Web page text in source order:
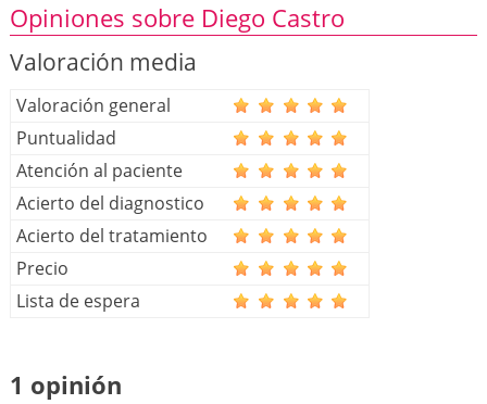
Opiniones sobre Diego Castro
Valoración media
Valoración general
Puntualidad
Atención al paciente
Acierto del diagnostico
Acierto del tratamiento
Precio
Lista de espera
1 opinión